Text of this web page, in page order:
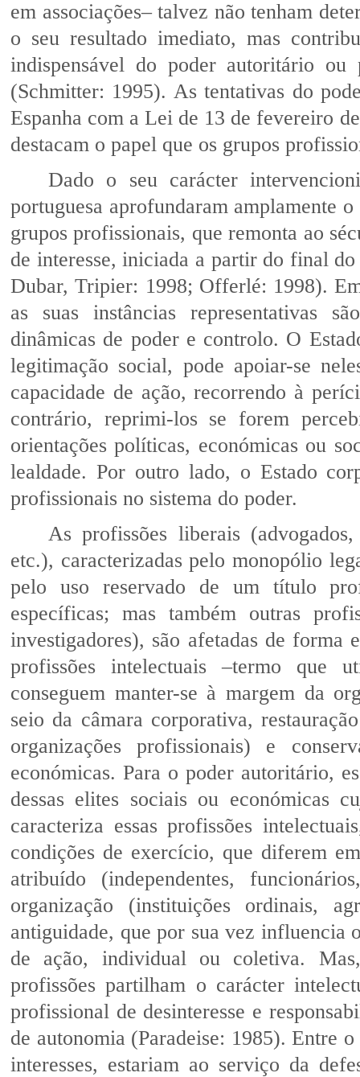
em associações– talvez não tenham
o seu resultado imediato, mas
indispensável do poder autoritário
(Schmitter: 1995). As tentativas do
Espanha com a Lei de 13 de fevereiro
destacam o papel que os grupos
Dado o seu carácter
portuguesa aprofundaram amplamente
grupos profissionais, que remonta ao
de interesse, iniciada a partir do final
Dubar, Tripier: 1998; Offerlé: 1998).
as suas instâncias representativas
dinâmicas de poder e controlo. O
legitimação social, pode apoiar-se
capacidade de ação, recorrendo à
contrário, reprimi-los se forem
orientações políticas, económicas ou
lealdade. Por outro lado, o Estado
profissionais no sistema do poder.
As profissões liberais
etc.), caracterizadas pelo monopólio
pelo uso reservado de um título
específicas; mas também outras
investigadores), são afetadas de
profissões intelectuais –termo que
conseguem manter-se à margem da
seio da câmara corporativa,
organizações profissionais) e
económicas. Para o poder autoritário,
dessas elites sociais ou económicas
caracteriza essas profissões
condições de exercício, que diferem
atribuído (independentes,
organização (instituições ordinais,
antiguidade, que por sua vez influencia
de ação, individual ou coletiva.
profissões partilham o carácter
profissional de desinteresse e
de autonomia (Paradeise: 1985). Entre
interesses, estariam ao serviço da